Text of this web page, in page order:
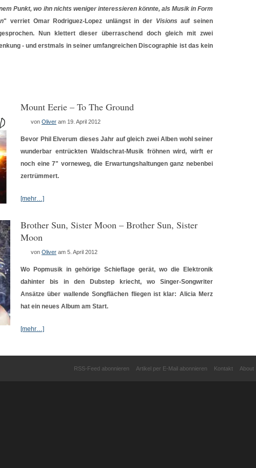
Punkt, wo ihn nichts weniger interessieren könnte, als Musik in Form
" verriet Omar Rodriguez-Lopez unlängst in der Visions auf seinen
Nun klettert dieser überraschend doch gleich mit zwei
- und erstmals in seiner umfangreichen Discographie ist das kein
Mount Eerie – To The Ground
von Oliver am 19. April 2012
Bevor Phil Elverum dieses Jahr auf gleich zwei Alben wohl seiner
wunderbar entrückten Waldschrat-Musik fröhnen wird, wirft er
noch eine 7" vorneweg, die Erwartungshaltungen ganz nebenbei
zertrümmert.
[mehr…]
Brother Sun, Sister Moon – Brother Sun, Sister
Moon
von Oliver am 5. April 2012
Wo Popmusik in gehörige Schieflage gerät, wo die Elektronik
dahinter bis in den Dubstep kriecht, wo Singer-Songwriter
Ansätze über wallende Songflächen fliegen ist klar: Alicia Merz
hat ein neues Album am Start.
[mehr…]
RSS-Feed abonnieren Artikel per E-Mail abonnieren Kontakt About